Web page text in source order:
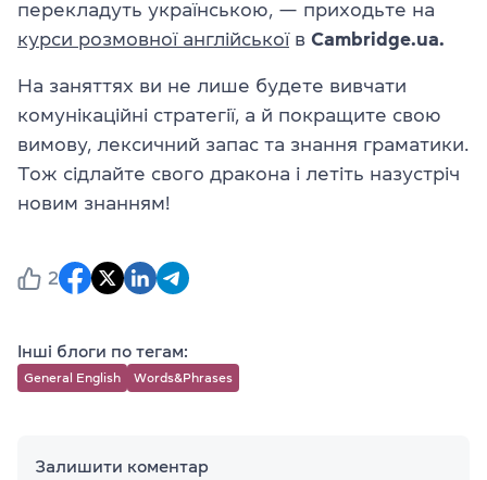
перекладуть українською, — приходьте на
курси розмовної англійськоїв Cambridge.ua.
На заняттях ви не лише будете вивчати
комунікаційні стратегії, а й покращите свою
вимову, лексичний запас та знання граматики.
Тож сідлайте свого дракона і летіть назустріч
новим знанням!
2
Інші блоги по тегам:
General English Words&Phrases
Залишити коментар